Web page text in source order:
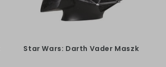
Star Wars: Darth Vader Maszk